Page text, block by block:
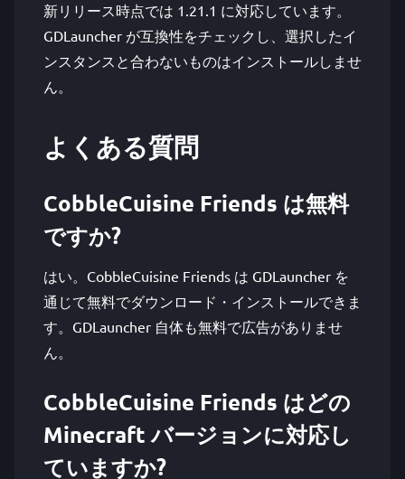
新リリース時点では 1.21.1 に対応しています。
GDLauncher が互換性をチェックし、選択したイ
ンスタンスと合わないものはインストールしませ
ん。
よくある質問
CobbleCuisine Friends は無料
ですか?
はい。CobbleCuisine Friends は GDLauncher を
通じて無料でダウンロード・インストールできま
す。GDLauncher 自体も無料で広告がありませ
ん。
CobbleCuisine Friends はどの
Minecraft バージョンに対応し
ていますか?